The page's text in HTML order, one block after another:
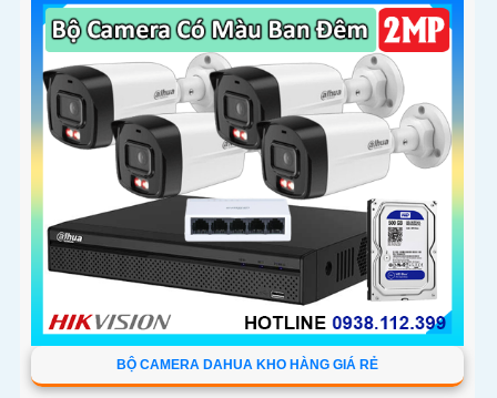
BỘ CAMERA DAHUA KHO HÀNG GIÁ RẺ